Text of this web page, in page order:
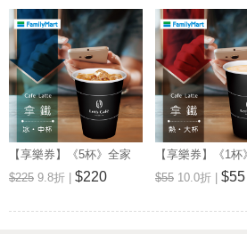
【享樂券】《5杯》全家
Let's Café-冰拿鐵(中杯)
$225 9.8折 | $220
【享樂券】《1
啡Let's Café-熱拿
$55 10.0折 | $55